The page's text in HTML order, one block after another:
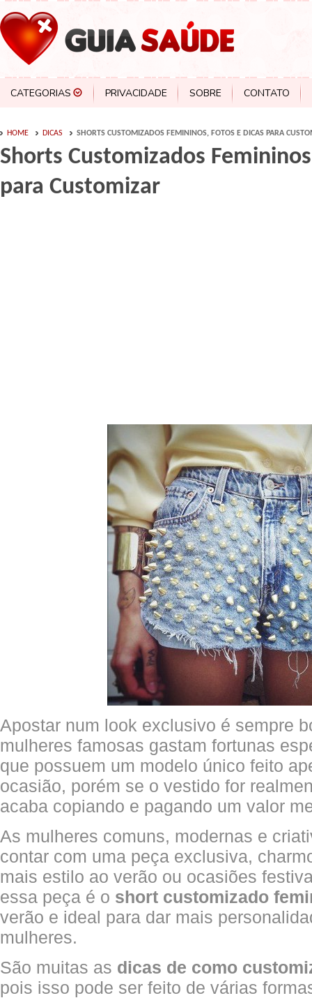
CATEGORIAS PRIVACIDADE SOBRE CONTATO
HOME DICAS SHORTS CUSTOMIZADOS FEMININOS, FOTOS E DICAS PARA
Shorts Customizados
para Customizar
Apostar num look exclusivo é sempre
mulheres famosas gastam fortunas
que possuem um modelo único feito
ocasião, porém se o vestido for
acaba copiando e pagando um valor
As mulheres comuns, modernas e
contar com uma peça exclusiva,
mais estilo ao verão ou ocasiões
essa peça é o short customizado
verão e ideal para dar mais
mulheres.
São muitas as dicas de como
pois isso pode ser feito de várias